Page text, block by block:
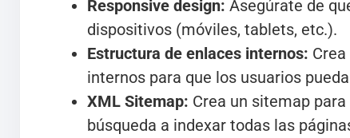
Responsive design: Asegúrate de
dispositivos (móviles, tablets, etc.).
Estructura de enlaces internos:
internos para que los usuarios
XML Sitemap: Crea un sitemap
búsqueda a indexar todas las